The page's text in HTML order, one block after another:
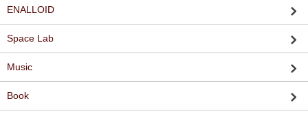
ENALLOID
Space Lab
Music
Book